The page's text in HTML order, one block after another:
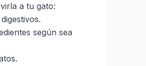
a tu gato:
según sea